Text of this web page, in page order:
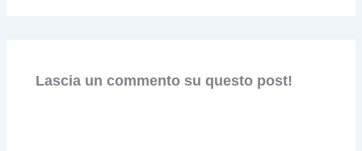
Lascia un commento su questo post!